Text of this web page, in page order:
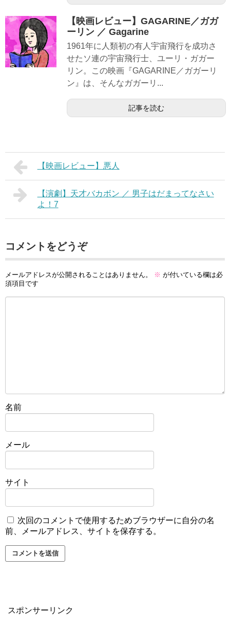
【映画レビュー】GAGARINE／ガガ
ーリン ／ Gagarine
1961年に人類初の有人宇宙飛行を成功さ
せたソ連の宇宙飛行士、ユーリ・ガガー
リン。この映画『GAGARINE／ガガーリ
ン』は、そんなガガーリ...
記事を読む
【映画レビュー】悪人
【演劇】天才バカボン ／ 男子はだまってなさい
よ！7
コメントをどうぞ
メールアドレスが公開されることはありません。 ※ が付いている欄は必
須項目です
名前
メール
サイト
次回のコメントで使用するためブラウザーに自分の名
前、メールアドレス、サイトを保存する。
スポンサーリンク